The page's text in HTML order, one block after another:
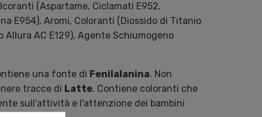
(Aspartame, Ciclamati E952,
E954), Aromi, Coloranti (Diossido di Titanio
Allura AC E129), Agente Schiumogeno
una fonte di Fenilalanina. Non
tracce di Latte. Contiene coloranti che
sull'attività e l'attenzione dei bambini